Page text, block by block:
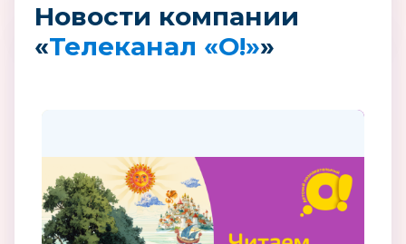
Новости компании
«Телеканал «О!»»